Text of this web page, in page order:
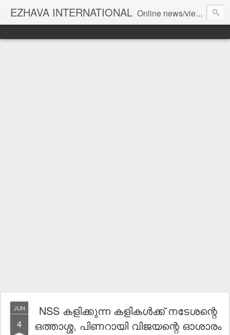
EZHAVA INTERNATIONAL Online news/views JOURNAL... Connecting the community worldwide Editorial Director: Prem Chandran
JUN
4
NSS കളിക്കുന്ന കളികൾക്ക് നടേശന്റെ
ഒത്താശ്ശ, പിണറായി വിജയന്റെ ഓശാരം